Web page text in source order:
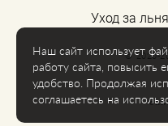
Уход за
© 2020-
Наш сайт использует
работу сайта, повысить
удобство. Продолжая
соглашаетесь на